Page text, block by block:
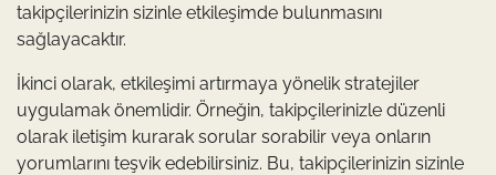
takipçilerinizin sizinle etkileşimde bulunmasını
sağlayacaktır.
İkinci olarak, etkileşimi artırmaya yönelik stratejiler
uygulamak önemlidir. Örneğin, takipçilerinizle düzenli
olarak iletişim kurarak sorular sorabilir veya onların
yorumlarını teşvik edebilirsiniz. Bu, takipçilerinizin sizinle